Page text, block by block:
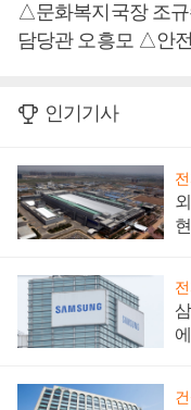
△문화복지국장 조
담당관 오흥모 △안
인기기사